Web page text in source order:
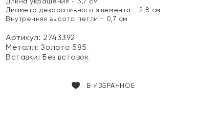
Диаметр декоративного элемента - 2,8 см
Внутренняя высота петли - 0,7 см
Артикул: 2743392
Металл:Золото 585
Вставки:Без вставок
В ИЗБРАННОЕ